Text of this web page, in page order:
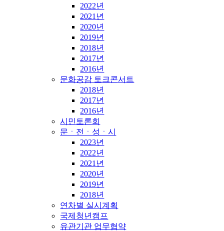
2022년
2021년
2020년
2019년
2018년
2017년
2016년
문화공감 토크콘서트
2018년
2017년
2016년
시민토론회
문ㆍ전ㆍ성ㆍ시
2023년
2022년
2021년
2020년
2019년
2018년
연차별 실시계획
국제청년캠프
유관기관 업무협약